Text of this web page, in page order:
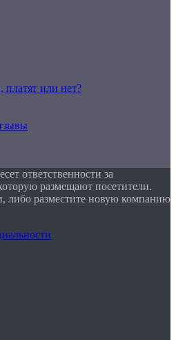
платят или нет?
ответственности за
размещают посетители.
либо разместите новую компанию